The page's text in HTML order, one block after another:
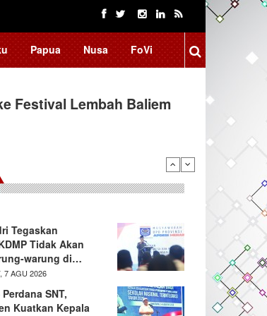
Papua Nusa FoVi
Festival Lembah Baliem
Tegaskan
Tidak Akan
warung di…
7 AGU 2026
SNT,
Kuatkan Kepala